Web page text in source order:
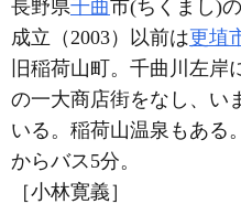
長野県千曲市(ちくまし)の
成立（2003）以前は更埴
旧稲荷山町。千曲川左
の一大商店街をなし、い
いる。稲荷山温泉もある
からバス5分。
［小林寛義］